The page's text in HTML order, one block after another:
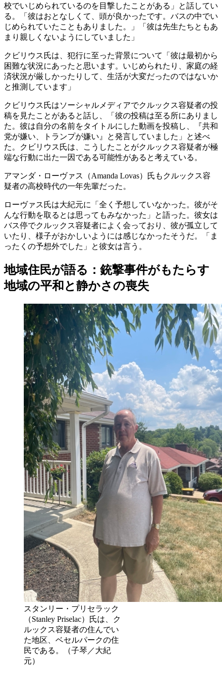
校でいじめられているのを目撃したことがある」と話してい
る。「彼はおとなしくて、頭が良かったです。バスの中でい
じめられていたこともありました。」「彼は先生たちともあ
まり親しくないようにしていました」
クビリウス氏は、犯行に至った背景について「彼は最初から
困難な状況にあったと思います。いじめられたり、家庭の経
済状況が厳しかったりして、生活が大変だったのではないか
と推測しています」
クビリウス氏はソーシャルメディアでクルックス容疑者の投
稿を見たことがあると話し、「彼の投稿は至る所にありまし
た。彼は自分の名前をタイトルにした動画を投稿し、『共和
党が嫌い、トランプが嫌い』と発言していました」と述べ
た。クビリウス氏は、こうしたことがクルックス容疑者が極
端な行動に出た一因である可能性があると考えている。
アマンダ・ローヴァス（Amanda Lovas）氏もクルックス容
疑者の高校時代の一年先輩だった。
ローヴァス氏は大紀元に「全く予想していなかった。彼がそ
んな行動を取るとは思ってもみなかった」と語った。彼女は
バス停でクルックス容疑者によく会っており、彼が孤立して
いたり、様子がおかしいようには感じなかったそうだ。「ま
ったくの予想外でした」と彼女は言う。
地域住民が語る：銃撃事件がもたらす
地域の平和と静かさの喪失
スタンリー・プリセラック
（Stanley Priselac）氏は、ク
ルックス容疑者の住んでい
た地区、ベセルパークの住
民である。（子琴／大紀
元）